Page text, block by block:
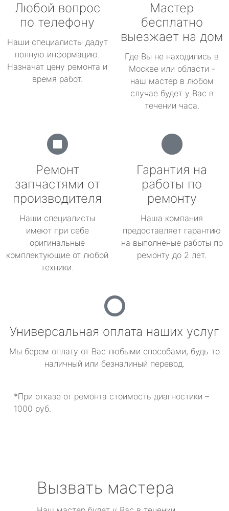
Любой вопрос
по телефону
Наши специалисты дадут
полную информацию.
Назначат цену ремонта и
время работ.
Мастер
бесплатно
выезжает на дом
Где Вы не находились в
Москве или области -
наш мастер в любом
случае будет у Вас в
течении часа.
Ремонт
запчастями от
производителя
Наши специалисты
имеют при себе
оригинальные
комплектующие от любой
техники.
Гарантия на
работы по
ремонту
Наша компания
предоставляет гарантию
на выполненые работы по
ремонту до 2 лет.
Универсальная оплата наших услуг
Мы берем оплату от Вас любыми способами, будь то
наличный или безналиный перевод.
*При отказе от ремонта стоимость диагностики –
1000 руб.
Вызвать мастера